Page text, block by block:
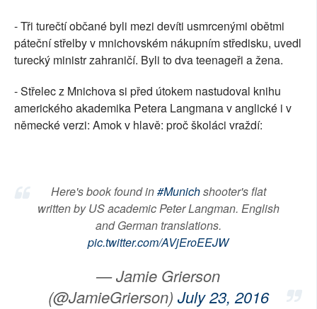
- Tři turečtí občané byli mezi devíti usmrcenými obětmi
páteční střelby v mnichovském nákupním středisku, uvedl
turecký ministr zahraničí. Byli to dva teenageři a žena.
- Střelec z Mnichova si před útokem nastudoval knihu
amerického akademika Petera Langmana v anglické i v
německé verzi: Amok v hlavě: proč školáci vraždí:
Here's book found in#Munichshooter's flat
written by US academic Peter Langman. English
and German translations.
pic.twitter.com/AVjEroEEJW
— Jamie Grierson
(@JamieGrierson) July 23, 2016